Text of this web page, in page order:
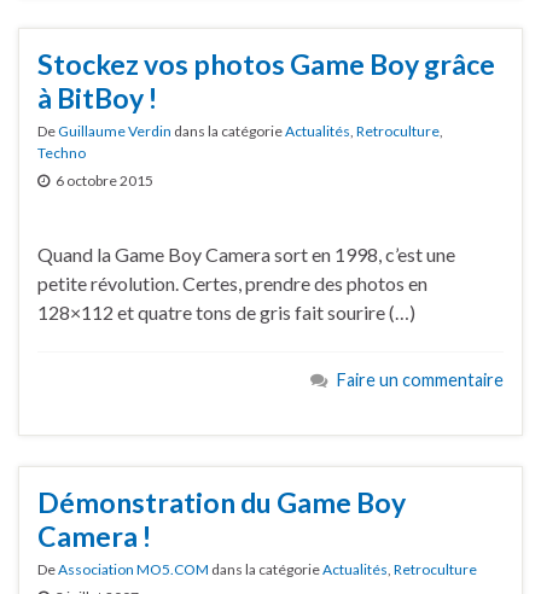
Stockez vos photos Game Boy grâce
à BitBoy !
DeGuillaume Verdin dans la catégorieActualités, Retroculture,
Techno
6 octobre 2015
Quand la Game Boy Camera sort en 1998, c’est une
petite révolution. Certes, prendre des photos en
128×112 et quatre tons de gris fait sourire (…)
Faire un commentaire
Démonstration du Game Boy
Camera !
DeAssociation MO5.COM dans la catégorieActualités Retroculture